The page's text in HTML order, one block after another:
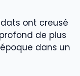
ont creusé
de plus
dans un